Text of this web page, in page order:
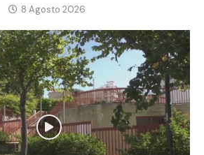
8 Agosto 2026